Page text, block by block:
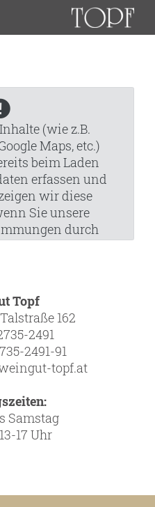
(wie z.B.
Maps, etc.)
beim Laden
erfassen und
wir diese
Sie unsere
durch
Banners
Topf
162
2491
2491-91
topf.at
Samstag
17 Uhr